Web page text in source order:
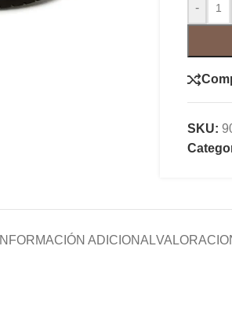
-
SKU:
INFORMACIÓN ADICIONAL